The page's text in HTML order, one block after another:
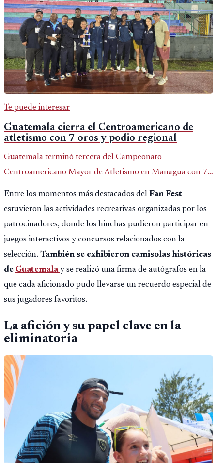
Te puede interesar
Guatemala cierra el Centroamericano de
atletismo con 7 oros y podio regional
Guatemala terminó tercera del Campeonato
Centroamericano Mayor de Atletismo en Managua con 7
Entre los momentos más destacados del Fan Fest
estuvieron las actividades recreativas organizadas por los
patrocinadores, donde los hinchas pudieron participar en
juegos interactivos y concursos relacionados con la
selección. También se exhibieron camisolas históricas
de Guatemalay se realizó una firma de autógrafos en la
que cada aficionado pudo llevarse un recuerdo especial de
sus jugadores favoritos.
La afición y su papel clave en la
eliminatoria